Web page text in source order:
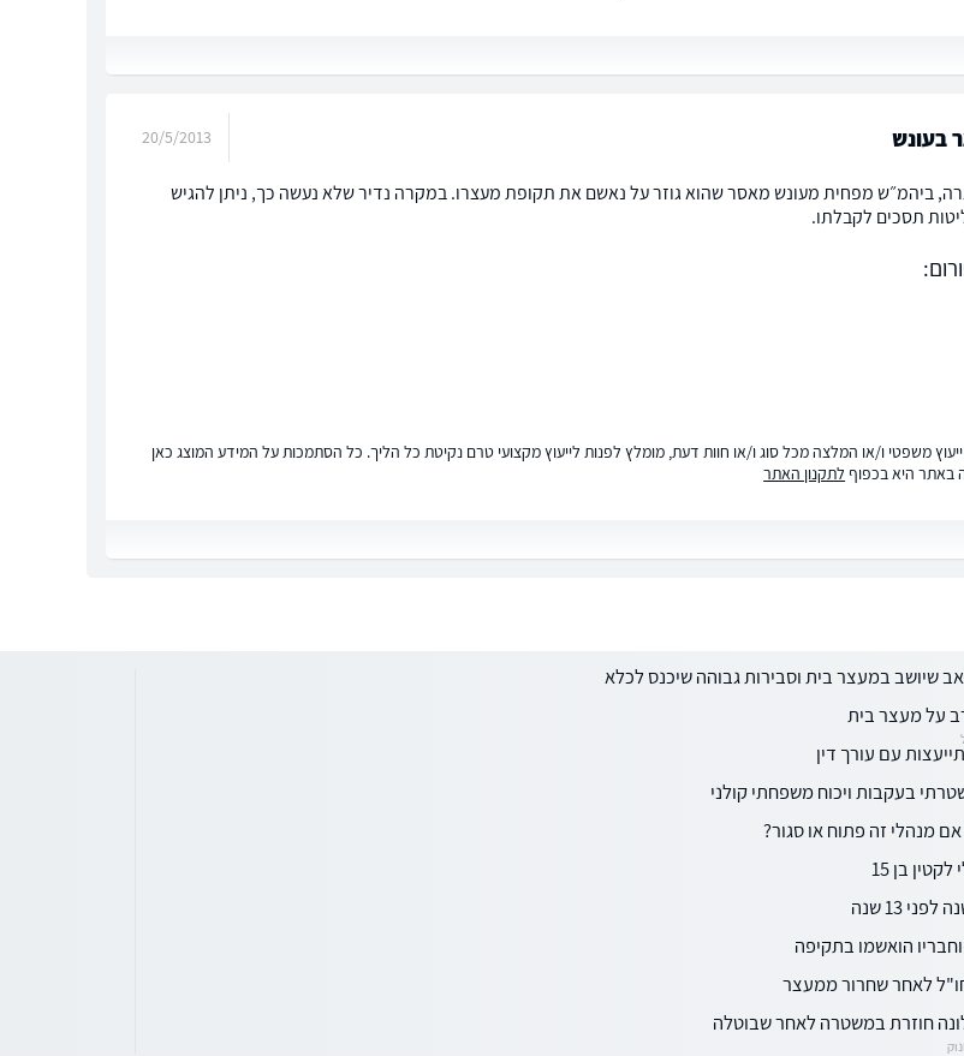
בעונש 20/5/2013
ביהמ״ש מפחית מעונש מאסר שהוא גוזר על נאשם את תקופת מעצרו. במקרה נדיר שלא נעשה כך, ניתן להגיש
תסכים לקבלתו.
ייעוץ משפטי ו/או המלצה מכל סוג ו/או חוות דעת, מומלץ לפנות לייעוץ מקצועי טרם נקיטת כל הליך. כל הסתמכות על המידע המוצג כאן
באתר היא בכפוף לתקנון האתר
שיושב במעצר בית וסבירות גבוהה שיכנס לכלא
על מעצר בית
עם עורך דין
בעקבות ויכוח משפחתי קולני
מנהלי זה פתוח או סגור?
בן 15
13 שנה
הואשמו בתקיפה
לאחר שחרור ממעצר
חוזרת במשטרה לאחר שבוטלה